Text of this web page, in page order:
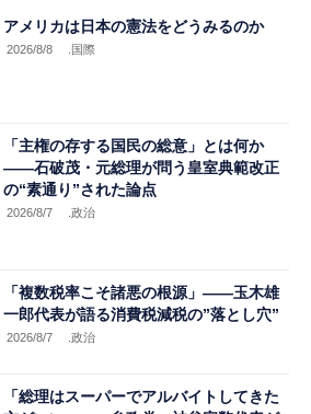
アメリカは日本の憲法をどうみるのか
2026/8/8 .国際
「主権の存する国民の総意」とは何か
――石破茂・元総理が問う皇室典範改正
の“素通り”された論点
2026/8/7 .政治
「複数税率こそ諸悪の根源」――玉木雄
一郎代表が語る消費税減税の”落とし穴”
2026/8/7 .政治
「総理はスーパーでアルバイトしてきた